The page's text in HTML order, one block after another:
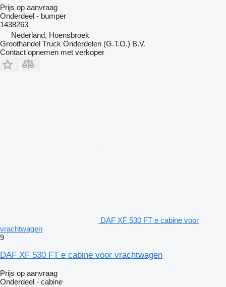
Prijs op aanvraag
Onderdeel - bumper
1438263
Nederland, Hoensbroek
Groothandel Truck Onderdelen (G.T.O.) B.V.
Contact opnemen met verkoper
DAF XF 530 FT e cabine voor
vrachtwagen
9
DAF XF 530 FT e cabine voor vrachtwagen
Prijs op aanvraag
Onderdeel - cabine